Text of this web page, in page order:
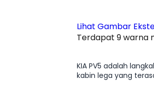
Lihat Gambar
Terdapat 9 warna
KIA PV5 adalah
kabin lega yang